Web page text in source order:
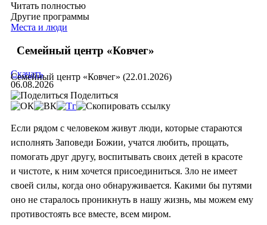
Читать полностью
Другие программы
Места и люди
Семейный центр «Ковчег»
Семейный центр «Ковчег» (22.01.2026)
Скачать
06.08.2026
Поделиться
Если рядом с человеком живут люди, которые стараются
исполнять Заповеди Божии, учатся любить, прощать,
помогать друг другу, воспитывать своих детей в красоте
и чистоте, к ним хочется присоединиться. Зло не имеет
своей силы, когда оно обнаруживается. Какими бы путями
оно не старалось проникнуть в нашу жизнь, мы можем ему
противостоять все вместе, всем миром.